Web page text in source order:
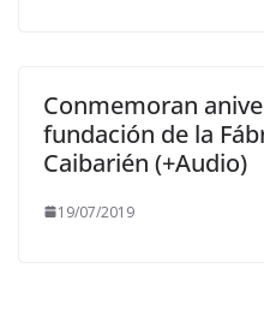
Conmemoran
fundación de la
Caibarién (+Audio)
19/07/2019